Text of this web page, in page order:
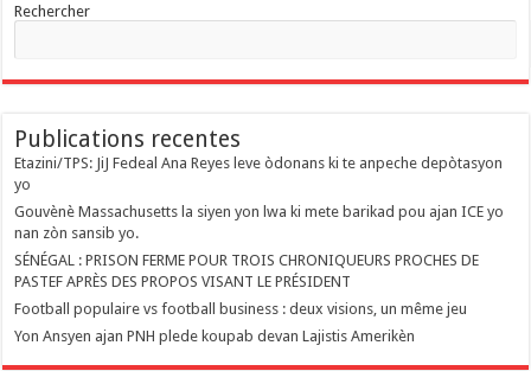
Rechercher
Publications recentes
Etazini/TPS: JiJ Fedeal Ana Reyes leve òdonans ki te anpeche depòtasyon
yo
Gouvènè Massachusetts la siyen yon lwa ki mete barikad pou ajan ICE yo
nan zòn sansib yo.
SÉNÉGAL : PRISON FERME POUR TROIS CHRONIQUEURS PROCHES DE
PASTEF APRÈS DES PROPOS VISANT LE PRÉSIDENT
Football populaire vs football business : deux visions, un même jeu
Yon Ansyen ajan PNH plede koupab devan Lajistis Amerikèn